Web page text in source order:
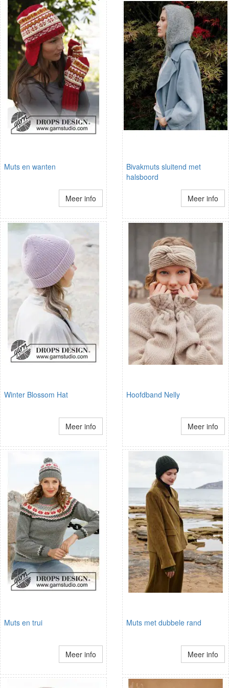
Muts en wanten
Meer info
Bivakmuts sluitend met
halsboord
Meer info
Winter Blossom Hat
Meer info
Hoofdband Nelly
Meer info
Muts en trui
Meer info
Muts met dubbele rand
Meer info